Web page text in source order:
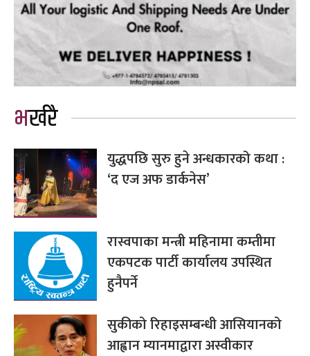
भर्खरै
युद्धपछि सुरु हुने अन्धकारको कथा :
‘द एज अफ डार्कनेस’
रास्वपाका मन्त्री महिनामा कम्तीमा
एकपटक पार्टी कार्यालय उपस्थित
हुनैपर्ने
सुकीको रिहाइसम्बन्धी आसियानको
आह्वान म्यानमाद्वारा अस्वीकार